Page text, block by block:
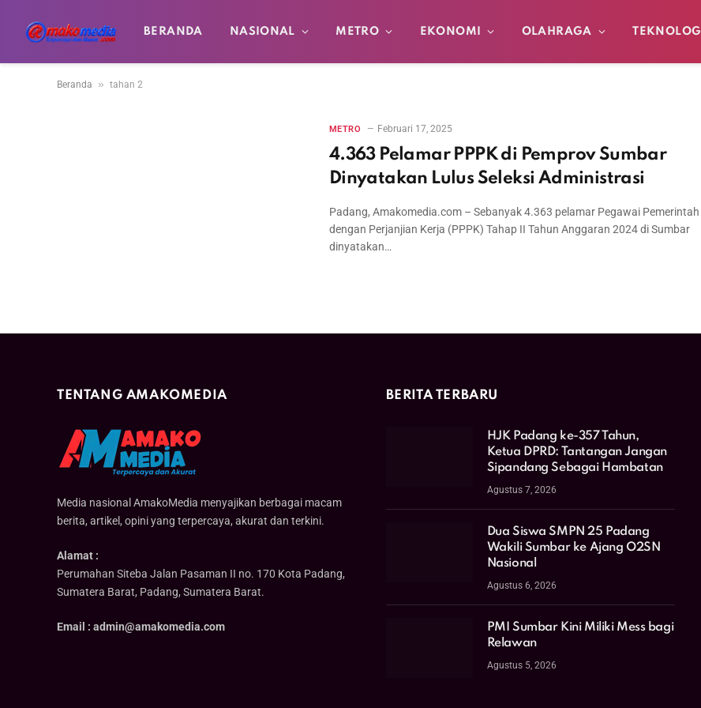
BERANDA NASIONAL METRO EKONOMI OLAHRAGA TEKNOLOGI
Beranda » tahan 2
METRO Februari 17, 2025
4.363 Pelamar PPPK di Pemprov Sumbar
Dinyatakan Lulus Seleksi Administrasi
Padang, Amakomedia.com – Sebanyak 4.363 pelamar Pegawai Pemerintah
dengan Perjanjian Kerja (PPPK) Tahap II Tahun Anggaran 2024 di Sumbar
dinyatakan…
TENTANG AMAKOMEDIA
Media nasional AmakoMedia menyajikan berbagai macam
berita, artikel, opini yang terpercaya, akurat dan terkini.
Alamat :
Perumahan Siteba Jalan Pasaman II no. 170 Kota Padang,
Sumatera Barat, Padang, Sumatera Barat.
Email : admin@amakomedia.com
BERITA TERBARU
HJK Padang ke-357 Tahun,
Ketua DPRD: Tantangan Jangan
Sipandang Sebagai Hambatan
Agustus 7, 2026
Dua Siswa SMPN 25 Padang
Wakili Sumbar ke Ajang O2SN
Nasional
Agustus 6, 2026
PMI Sumbar Kini Miliki Mess bagi
Relawan
Agustus 5, 2026